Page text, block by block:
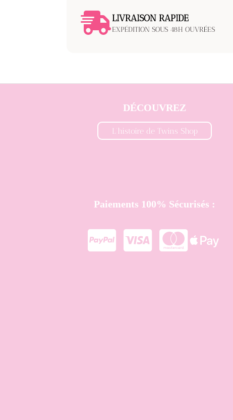
LIVRAISON RAPIDE
EXPÉDITION SOUS 48H OUVRÉES
DÉCOUVREZ
L'histoire de Twins Shop
Paiements 100% Sécurisés :
   